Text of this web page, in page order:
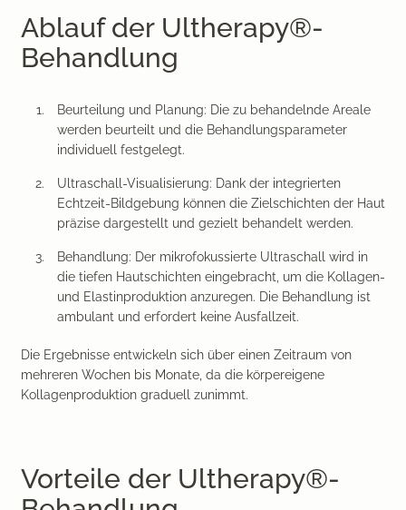
Ablauf der Ultherapy®-
Behandlung
Beurteilung und Planung: Die zu behandelnde Areale
werden beurteilt und die Behandlungsparameter
individuell festgelegt.
Ultraschall-Visualisierung: Dank der integrierten
Echtzeit-Bildgebung können die Zielschichten der Haut
präzise dargestellt und gezielt behandelt werden.
Behandlung: Der mikrofokussierte Ultraschall wird in
die tiefen Hautschichten eingebracht, um die Kollagen-
und Elastinproduktion anzuregen. Die Behandlung ist
ambulant und erfordert keine Ausfallzeit.
Die Ergebnisse entwickeln sich über einen Zeitraum von
mehreren Wochen bis Monate, da die körpereigene
Kollagenproduktion graduell zunimmt.
Vorteile der Ultherapy®-